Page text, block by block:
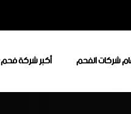
أكبر شركة فحم شركات الفحم